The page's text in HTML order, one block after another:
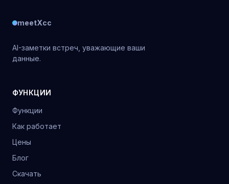
meetXcc
AI-заметки встреч, уважающие ваши
данные.
ФУНКЦИИ
Функции
Как работает
Цены
Блог
Скачать